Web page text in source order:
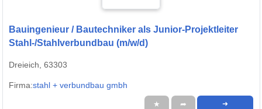
Bauingenieur / Bautechniker als Junior-Projektleiter
Stahl-/Stahlverbundbau (m/w/d)
Dreieich, 63303
Firma:stahl + verbundbau gmbh
★ ➦ ➜